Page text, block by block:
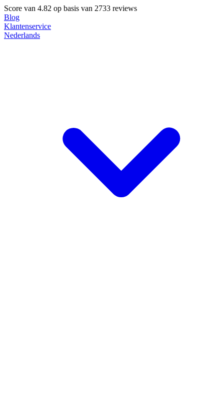
Score van 4.82 op basis van 2733 reviews
Blog
Klantenservice
Nederlands